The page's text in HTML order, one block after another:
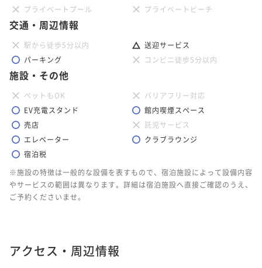
プライベートプール
プライベートビーチ
交通・周辺情報
駅から徒歩5分以内
送迎サービス
パーキング
コンビニ徒歩5分以内
施設・その他
ペットもOK
バリアフリー対応
EV充電スタンド
館内喫煙スペース
売店
託児サービス
エレベーター
クラブラウンジ
宿泊税
※施設の特徴は一般的な設備を表すもので、宿泊施設によって設備内容
やサービスの範囲は異なります。詳細は宿泊施設へ直接ご確認のうえ、
ご予約くださいませ。
アクセス・周辺情報